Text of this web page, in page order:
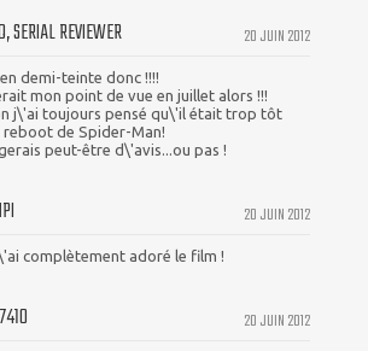
20 JUIN 2012
SERIAL REVIEWER
demi-teinte donc !!!!
mon point de vue en juillet alors !!!
j\'ai toujours pensé qu\'il était trop tôt
reboot de Spider-Man!
peut-être d\'avis...ou pas !
20 JUIN 2012
complètement adoré le film !
20 JUIN 2012